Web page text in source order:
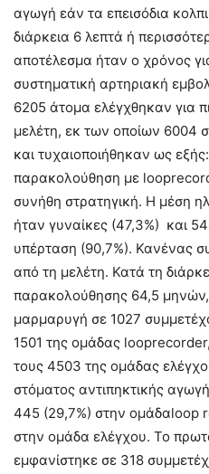
αγωγή εάν τα επεισόδια
διάρκεια 6 λεπτά ή
αποτέλεσμα ήταν ο χρόνος
συστηματική αρτηριακή
6205 άτομα ελέγχθηκαν για
μελέτη, εκ των οποίων 6004
και τυχαιοποιήθηκαν ως
παρακολούθηση με
συνήθη στρατηγική. Η μέση
ήταν γυναίκες (47,3%) και
υπέρταση (90,7%). Κανένας
από τη μελέτη. Κατά τη
παρακολούθησης 64,5 μηνών,
μαρμαρυγή σε 1027
1501 της ομάδας
τους 4503 της ομάδας
στόματος αντιπηκτικής
445 (29,7%) στην ομάδαloop
στην ομάδα ελέγχου. Το
εμφανίστηκε σε 318